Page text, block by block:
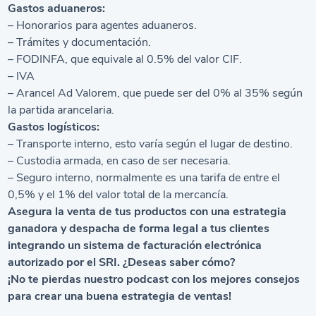
Gastos aduaneros:
– Honorarios para agentes aduaneros.
– Trámites y documentación.
– FODINFA, que equivale al 0.5% del valor CIF.
– IVA
– Arancel Ad Valorem, que puede ser del 0% al 35% según
la partida arancelaria.
Gastos logísticos:
– Transporte interno, esto varía según el lugar de destino.
– Custodia armada, en caso de ser necesaria.
– Seguro interno, normalmente es una tarifa de entre el
0,5% y el 1% del valor total de la mercancía.
Asegura la venta de tus productos con una estrategia
ganadora y despacha de forma legal a tus clientes
integrando unsistema de facturación electrónica
autorizado por el SRI. ¿Deseas saber cómo?
¡No te pierdas nuestro podcast con los mejores consejos
para crear una buena estrategia de ventas!